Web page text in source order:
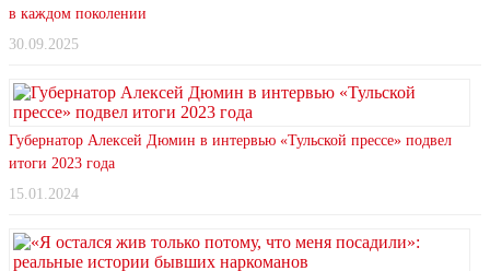
в каждом поколении
30.09.2025
Губернатор Алексей Дюмин в интервью «Тульской прессе» подвел
итоги 2023 года
15.01.2024